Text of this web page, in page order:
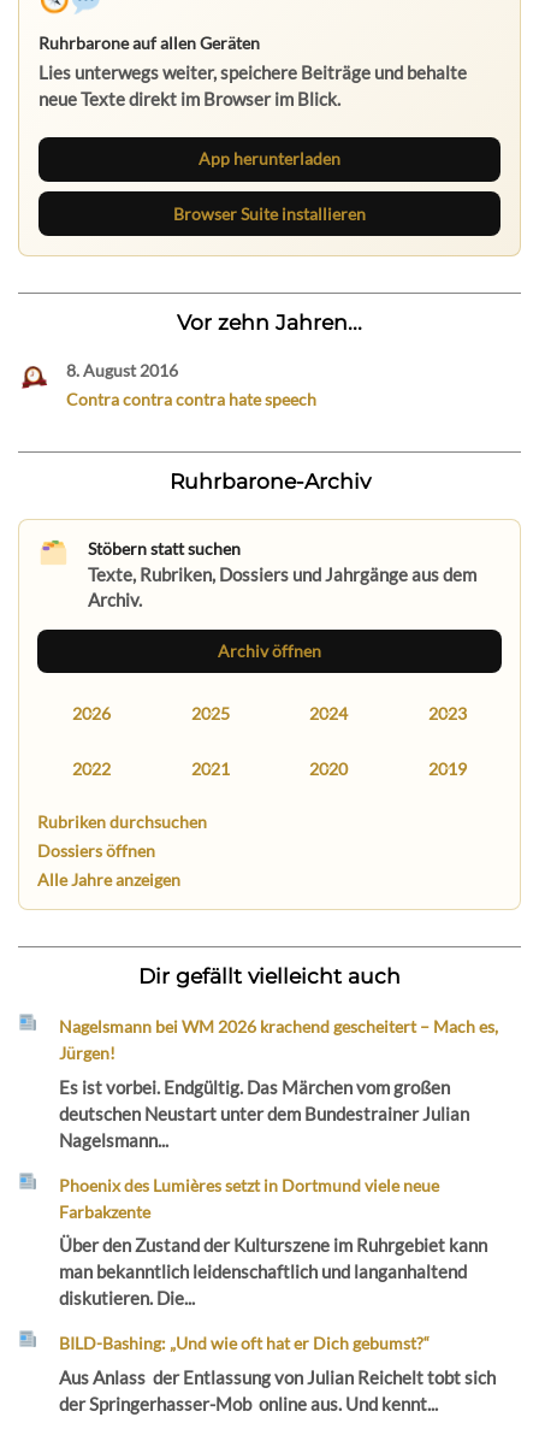
Ruhrbarone auf allen Geräten
Lies unterwegs weiter, speichere Beiträge und behalte
neue Texte direkt im Browser im Blick.
App herunterladen
Browser Suite installieren
Vor zehn Jahren...
8. August 2016
Contra contra contra hate speech
Ruhrbarone-Archiv
Stöbern statt suchen
Texte, Rubriken, Dossiers und Jahrgänge aus dem
Archiv.
Archiv öffnen
2026 2025 2024 2023
2022 2021 2020 2019
Rubriken durchsuchen
Dossiers öffnen
Alle Jahre anzeigen
Dir gefällt vielleicht auch
Nagelsmann bei WM 2026 krachend gescheitert – Mach es,
Jürgen!
Es ist vorbei. Endgültig. Das Märchen vom großen
deutschen Neustart unter dem Bundestrainer Julian
Nagelsmann...
Phoenix des Lumières setzt in Dortmund viele neue
Farbakzente
Über den Zustand der Kulturszene im Ruhrgebiet kann
man bekanntlich leidenschaftlich und langanhaltend
diskutieren. Die...
BILD-Bashing: „Und wie oft hat er Dich gebumst?“
Aus Anlass der Entlassung von Julian Reichelt tobt sich
der Springerhasser-Mob online aus. Und kennt...